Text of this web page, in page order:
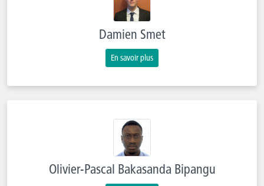
Damien Smet
En savoir plus
Olivier-Pascal Bakasanda Bipangu